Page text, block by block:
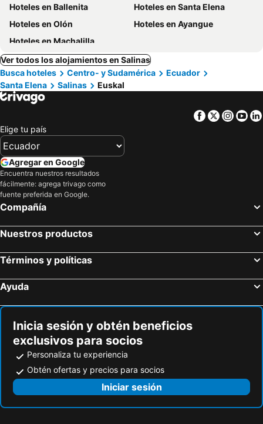
Hoteles en Ballenita
Hoteles en Santa Elena
Hoteles en Olón
Hoteles en Ayangue
Hoteles en Machalilla
Ver todos los alojamientos en Salinas
Busca hoteles
Centro- y Sudamérica
Ecuador
Santa Elena
Salinas Euskal
Facebook
Twitter
Elige tu país
Agregar en Google
Encuentra nuestros resultados
fácilmente: agrega trivago como
fuente preferida en Google.
Compañía
Nuestros productos
Términos y políticas
Ayuda
Inicia sesión y obtén beneficios
exclusivos para socios
Personaliza tu experiencia
Obtén ofertas y precios para socios
Iniciar sesión